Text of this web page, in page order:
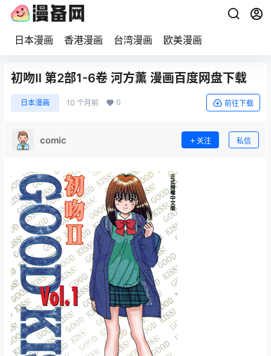
日本漫画 香港漫画 台湾漫画 欧美漫画
初吻Ⅱ 第2部1-6卷 河方薰 漫画百度网盘下载
日本漫画 10 个月前 0 前往下载
comic 关注 私信